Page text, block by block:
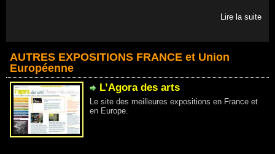
Lire la suite
AUTRES EXPOSITIONS FRANCE et Union
Européenne
L’Agora des arts
Le site des meilleures expositions en France et
en Europe.